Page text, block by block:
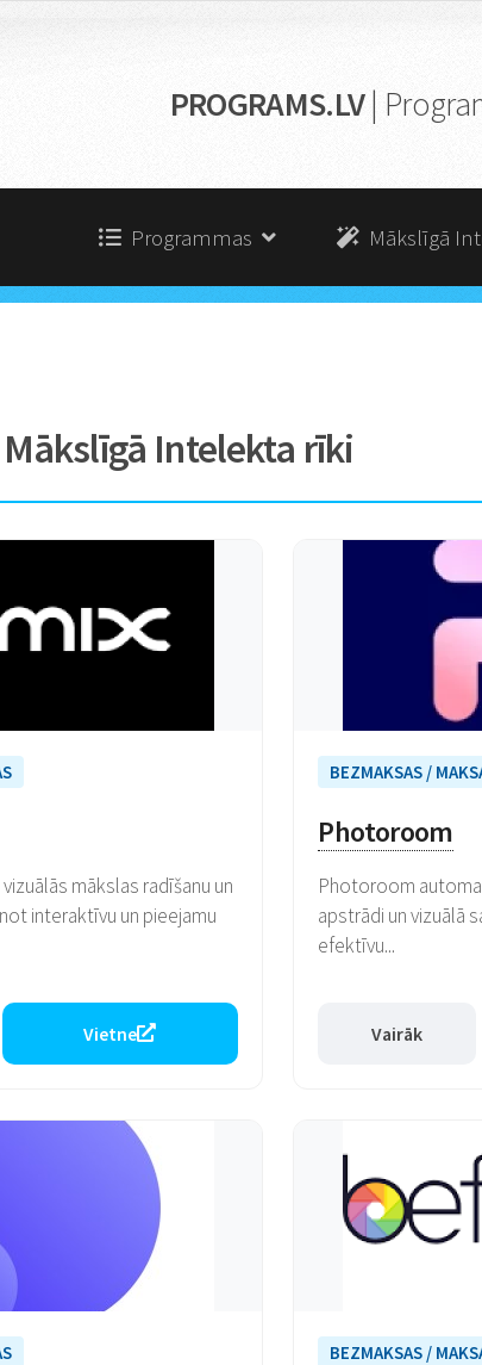
PROGRAMS.LV|
Programmas Mākslīgā
Intelekta rīki
mākslas radīšanu un
interaktīvu un pieejamu
Vietne
BEZMAKSAS /
Photoroom
Photoroom
apstrādi un vizuālā
efektīvu...
Vairāk
BEZMAKSAS /